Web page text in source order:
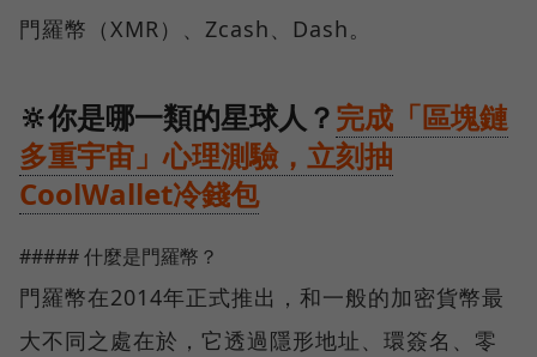
門羅幣（XMR）、Zcash、Dash。
🔆你是哪一類的星球人？完成「區塊鏈
多重宇宙」心理測驗，立刻抽
CoolWallet冷錢包
##### 什麼是門羅幣？
門羅幣在2014年正式推出，和一般的加密貨幣最
大不同之處在於，它透過隱形地址、環簽名、零